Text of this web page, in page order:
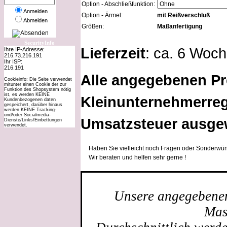
Anmelden
Abmelden
SecurityInfo
Ihre IP-Adresse:
216.73.216.191
Ihr ISP:
216.191
Cookieinfo: Die Seite verwendet
mitunter einen Cookie der zur
Funktion des Shopsystem nötig
ist, es werden KEINE
Kundenbezogenen daten
gespeichert, darüber hinaus
werden KEINE Tracking-
und/oder Socialmedia-
Dienste/Links/Einbettungen
verwendet.
Option - Abschließfunktion:
Option - Ärmel:
mit Reißverschluß
Größen:
Maßanfertigung
Lieferzeit: ca. 6
Alle angegebenen
Umsatzsteuer
Haben Sie vielleicht noch Fragen oder
Wir beraten und helfen sehr gerne !
Unsere